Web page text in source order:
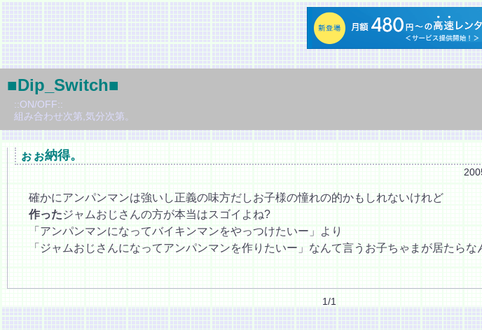
■Dip_Switch■
::ON/OFF::
組み合わせ次第,気分次第。
ぉぉ納得。
確かにアンパンマンは強いし正義の味方だしお子様の憧れの的かもしれないけれど
作ったジャムおじさんの方が本当はスゴイよね?
「アンパンマンになってバイキンマンをやっつけたいー」より
「ジャムおじさんになってアンパンマンを作りたいー」なんて言うお子ちゃまが居たらな
1/1